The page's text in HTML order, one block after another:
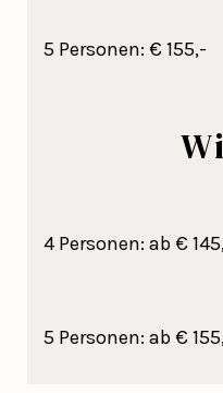
5 Personen: € 155,-
4 Personen: ab €
5 Personen: ab €